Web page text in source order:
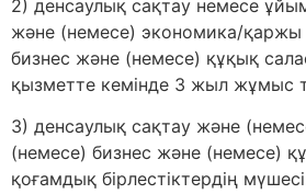
2) денсаулық сақтау немесе
және (немесе) экономика/қаржы
бизнес және (немесе) құқық
қызметте кемінде 3 жыл жұмыс
3) денсаулық сақтау және
(немесе) бизнес және (немесе)
қоғамдық бірлестіктердің